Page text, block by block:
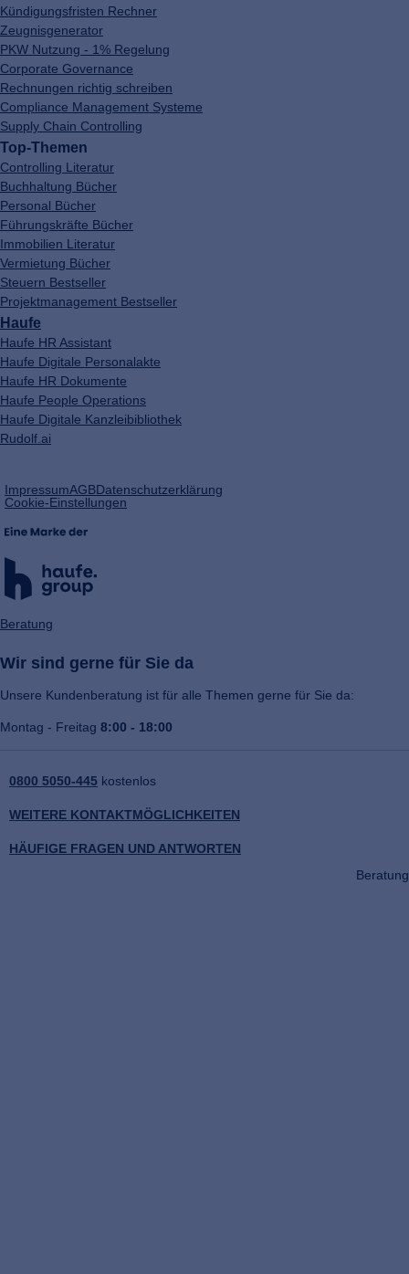
Kündigungsfristen Rechner
Zeugnisgenerator
PKW Nutzung - 1% Regelung
Corporate Governance
Rechnungen richtig schreiben
Compliance Management Systeme
Supply Chain Controlling
Top-Themen
Controlling Literatur
Buchhaltung Bücher
Personal Bücher
Führungskräfte Bücher
Immobilien Literatur
Vermietung Bücher
Steuern Bestseller
Projektmanagement Bestseller
Haufe
Haufe HR Assistant
Haufe Digitale Personalakte
Haufe HR Dokumente
Haufe People Operations
Haufe Digitale Kanzleibibliothek
Rudolf.ai
ImpressumAGB(öffnet
in
einem
Datenschutzerklärung
Cookie-Einstellungen
Beratung
Wir sind gerne für Sie da
Unsere Kundenberatung ist für alle Themen gerne für Sie da:
Montag - Freitag 8:00 - 18:00
0800 5050-445 kostenlos
WEITERE KONTAKTMÖGLICHKEITEN
HÄUFIGE FRAGEN UND ANTWORTEN
Beratung